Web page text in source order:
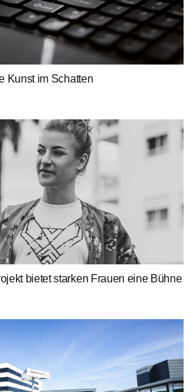
Kunst im Schatten
bietet starken Frauen eine Bühne